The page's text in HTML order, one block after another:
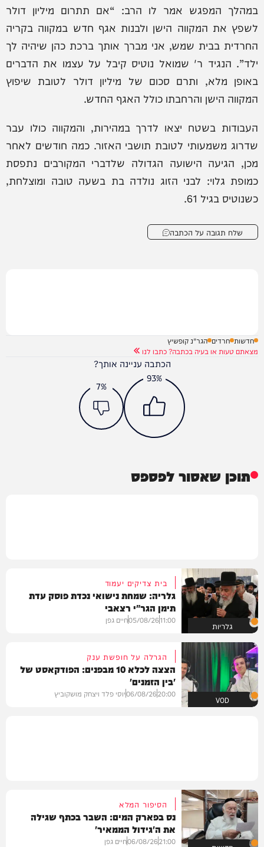
במהלך המפגש אמר לו הרב: “אם תתרום מיליון דולר
לשפץ את המקווה הישן ולבנות אגף חדש במקווה בקריה
החרדית בבית שמש, אני מברך אותך ברכת כהן שיהיה לך
ילד”. הנגיד ר' שמואל נוטיס קיבל על עצמו את הדברים
באופן מלא, ותרם סכום של מיליון דולר לטובת שיפוץ
המקווה הישן והרחבתו כולל האגף החדש.
העבודות בשטח יצאו לדרך במהירות, והמקווה כולו עבר
שדרוג משמעותי לטובת תושבי האזור. כמה חודשים לאחר
מכן, הגיעה הישועה הגדולה שלדברי המקורבים נתפסת
כמופת גלוי: לבני הזוג נולדה בת בשעה טובה ומוצלחת,
כשנוטיס בגיל 61.
שלח תגובה על הכתבה
חדשות חרדים הגר"נ קופשיץ
מצאתם טעות או בעיה בכתבה? כתבו לנו
הכתבה עניינה אותך?
93%
7%
תוכן שאסור לפספס
גלריות
בית צדיקים יעמוד
גלריה: שמחת נישואי נכדת פוסק עדת
תימן הגר"י רצאבי
11:00
05/08/26חיים גפן
VOD
הגרלה על חופשת ענק
הצצה לכלא 10 מבפנים: הפודקאסט של
'בין הזמנים'
20:00
06/08/26יוסי פלד ויצחק מושקוביץ
הסיפור המלא
נס בפארק המים: השבר בכתף שגילה
את ה'גידול הממאיר'
21:00
06/08/26חיים גפן